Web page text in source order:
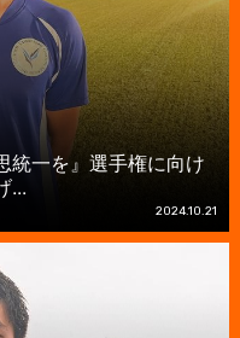
統一を』選手権に向け
...
2024.10.21